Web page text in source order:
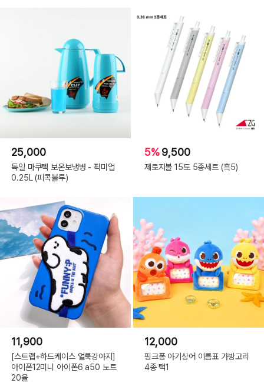
25,000
독일 마쿠텍 보온보냉병 - 픽미업
0.25L (피콕블루)
5%9,500
제로지볼 15도 5종세트 (흑5)
11,900
[스트랩+하드케이스 얼룩강아지]
아이폰12미니 아이폰6 a50 노트
20울
12,000
핑크퐁 아기상어 이름표 가방고리
4종 택1